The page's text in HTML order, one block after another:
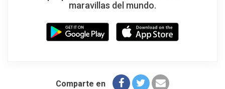
maravillas del mundo.
Comparte en